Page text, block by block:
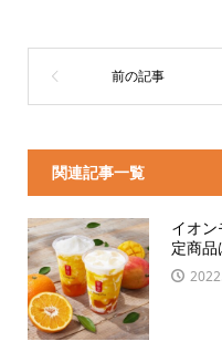
関連記事一覧
イオ
定商